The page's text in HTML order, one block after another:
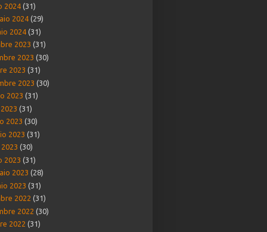
2024 (31)
2024 (29)
2024 (31)
2023 (31)
2023 (30)
2023 (31)
2023 (30)
2023 (31)
(31)
2023 (30)
2023 (31)
(30)
2023 (31)
2023 (28)
2023 (31)
2022 (31)
2022 (30)
2022 (31)